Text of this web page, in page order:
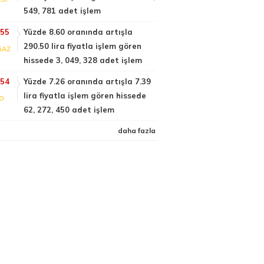
549, 781 adet işlem
Yüzde 8.60 oranında artışla
290.50 lira fiyatla işlem gören
hissede 3, 049, 328 adet işlem
Yüzde 7.26 oranında artışla 7.39
lira fiyatla işlem gören hissede
62, 272, 450 adet işlem
daha fazla